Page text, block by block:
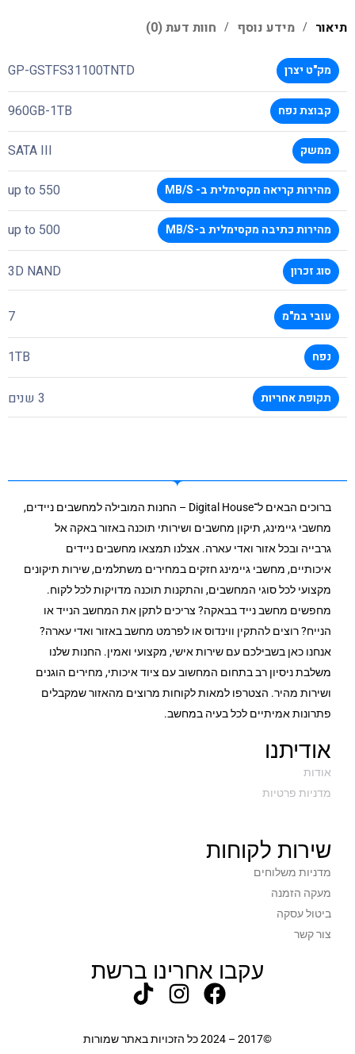
תיאור מידע נוסף חוות דעת (0)
מק"ט יצרן GP-GSTFS31100TNTD
קבוצת נפח 960GB-1TB
ממשק SATA III
מהירות קריאה מקסימלית ב- MB/S 550 up to
מהירות כתיבה מקסימלית ב-MB/S 500 up to
סוג זכרון 3D NAND
עובי במ"מ 7
נפח 1TB
תקופת אחריות 3 שנים
ברוכים הבאים ל־Digital House – החנות המובילה למחשבים ניידים,
מחשבי גיימינג, תיקון מחשבים ושירותי תוכנה באזור באקה אל
גרבייה ובכל אזור ואדי עארה. אצלנו תמצאו מחשבים ניידים
איכותיים, מחשבי גיימינג חזקים במחירים משתלמים, שירות תיקונים
מקצועי לכל סוגי המחשבים, והתקנות תוכנה מדויקות לכל לקוח.
מחפשים מחשב נייד בבאקה? צריכים לתקן את המחשב הנייד או
הנייח? רוצים להתקין ווינדוס או לפרמט מחשב באזור ואדי עארה?
אנחנו כאן בשבילכם עם שירות אישי, מקצועי ואמין. החנות שלנו
משלבת ניסיון רב בתחום המחשוב עם ציוד איכותי, מחירים הוגנים
ושירות מהיר. הצטרפו למאות לקוחות מרוצים מהאזור שמקבלים
פתרונות אמיתיים לכל בעיה במחשב.
אודיתנו
אודות
מדניות פרטיות
שירות לקוחות
מדניות משלוחים
מעקה הזמנה
ביטול עסקה
צור קשר
עקבו אחרינו ברשת
©2017 – 2024 כל הזכויות באתר שמורות